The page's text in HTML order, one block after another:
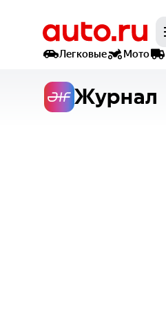
Легковые
Мото
Журнал